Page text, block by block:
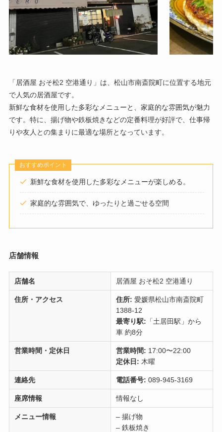
「居酒屋 おそ松2 空港通り」は、松山市南斎院町に位置する地元
で人気の居酒屋です。
​新鮮な食材を使用した多彩なメニューと、家庭的な雰囲気が魅力
です。​特に、揚げ物や鉄板焼きなどの定番料理が好評で、仕事帰
りや友人との集まりに最適な場所となっています。
おすすめポイント
新鮮な食材を使用した多彩なメニューが楽しめる。​
家庭的な雰囲気で、ゆったりと過ごせる空間
店舗情報
店舗名 居酒屋 おそ松2 空港通り
住所・アクセス 住所: 愛媛県松山市南斎院町
1388-12
最寄り駅: 「土居田駅」から
車 約8分
営業時間・定休日 営業時間: 17:00〜22:00
定休日: 木曜
連絡先 電話番号: 089-945-3169
座席情報 情報なし
メニュー情報
– 揚げ物
– 鉄板焼き